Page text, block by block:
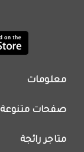
معلومات
اتصل بنا
اعلن معنا
صفحات متنوعة
عروض اليوم
متاجر رائجة